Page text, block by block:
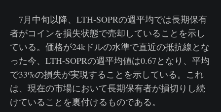
7月中旬以降、LTH-SOPRの週平均では長期保有
者がコインを損失状態で売却していることを示し
ている。価格が24kドルの水準で直近の抵抗線とな
った今、LTH-SOPRの週平均値は0.67となり、平均
で33%の損失が実現することを示している。これ
は、現在の市場において長期保有者が損切りし続
けていることを裏付けるものである。